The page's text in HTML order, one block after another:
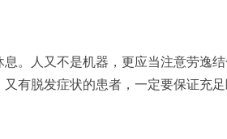
人又不是机器，更应当注意劳逸结
有脱发症状的患者，一定要保证充